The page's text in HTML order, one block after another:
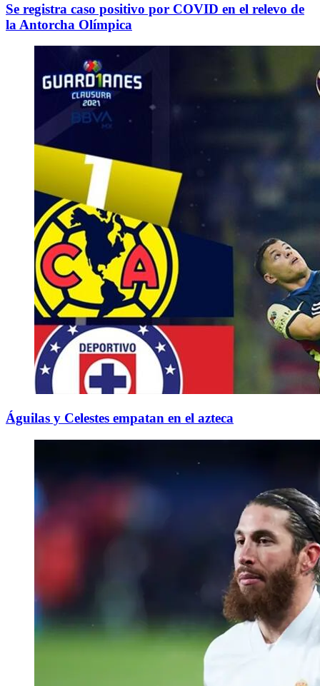
Se registra caso positivo por COVID en el relevo de
la Antorcha Olímpica
Águilas y Celestes empatan en el azteca